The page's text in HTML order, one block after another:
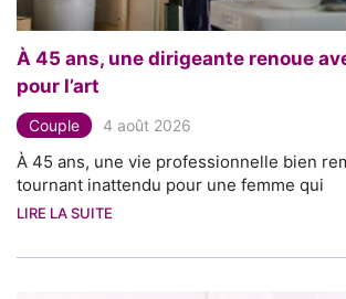
À 45 ans, une dirigeante renoue
pour l’art
Couple 4 août 2026
À 45 ans, une vie professionnelle bien
tournant inattendu pour une femme qui
LIRE LA SUITE